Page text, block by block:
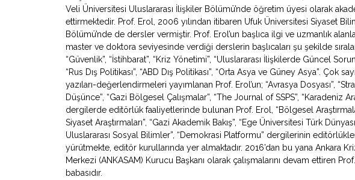
Veli Üniversitesi Uluslararası İlişkiler Bölümü’nde öğretim üyesi olarak
ettirmektedir. Prof. Erol, 2006 yılından itibaren Ufuk Üniversitesi Siyaset
Bölümü’nde de dersler vermiştir. Prof. Erol’un başlıca ilgi ve uzmanlık
master ve doktora seviyesinde verdiği derslerin başlıcaları şu şekilde
“Güvenlik”, “İstihbarat”, “Kriz Yönetimi”, “Uluslararası İlişkilerde Güncel
“Rus Dış Politikası”, “ABD Dış Politikası”, “Orta Asya ve Güney Asya”. Çok
yazıları-değerlendirmeleri yayımlanan Prof. Erol’un; “Avrasya Dosyası”,
Düşünce”, “Gazi Bölgesel Çalışmalar”, “The Journal of SSPS”, “Karadeniz
dergilerde editörlük faaliyetlerinde bulunan Prof. Erol, “Bölgesel
Siyaset Araştırmaları”, “Gazi Akademik Bakış”, “Ege Üniversitesi Türk
Uluslararası Sosyal Bilimler”, “Demokrasi Platformu” dergilerinin
yürütmekte, editör kurullarında yer almaktadır. 2016’dan bu yana Ankara
Merkezi (ANKASAM) Kurucu Başkanı olarak çalışmalarını devam ettiren
babasıdır.